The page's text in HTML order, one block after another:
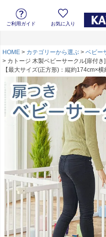
ご利用ガイド お気に入り
HOME カテゴリーから選ぶ
ベビー
カトージ 木製ベビーサークル[扉付
【最大サイズ(正方形)：縦約174cm×